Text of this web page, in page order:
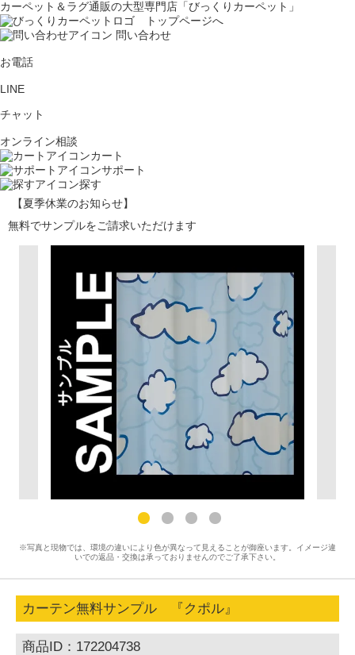
カーペット＆ラグ通販の大型専門店「びっくりカーペット」
問い合わせ
お電話
LINE
チャット
オンライン相談
カート
サポート
探す
【夏季休業のお知らせ】
無料でサンプルをご請求いただけます
※写真と現物では、環境の違いにより色が異なって見えることが御座います。イメージ違
いでの返品・交換は承っておりませんのでご了承下さい。
カーテン無料サンプル 『クポル』
商品ID：172204738